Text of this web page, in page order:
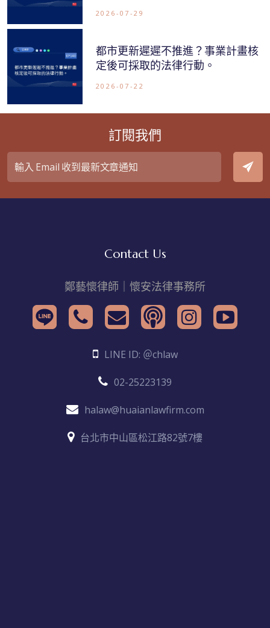
2026-07-29
都市更新遲遲不推進？事業計畫核
定後可採取的法律行動。
2026-07-22
訂閱我們
Contact Us
鄭藝懷律師｜懷安法律事務所
LINE ID: ＠chlaw
02-25223139
halaw@huaianlawfirm.com
台北市中山區松江路82號7樓